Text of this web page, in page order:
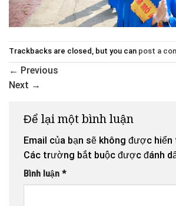
Trackbacks are closed, but you can post a
← Previous
Next →
Để lại một bình luận
Email của bạn sẽ không được
Các trường bắt buộc được đánh
Bình luận *